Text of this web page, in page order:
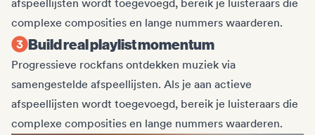
afspeellijsten wordt toegevoegd, bereik je luisteraars die
complexe composities en lange nummers waarderen.
Build real playlist momentum
Progressieve rockfans ontdekken muziek via
samengestelde afspeellijsten. Als je aan actieve
afspeellijsten wordt toegevoegd, bereik je luisteraars die
complexe composities en lange nummers waarderen.